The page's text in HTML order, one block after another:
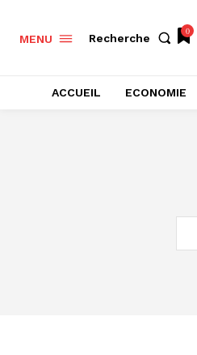
MENU Recherche
0
ACCUEIL ECONOMIE